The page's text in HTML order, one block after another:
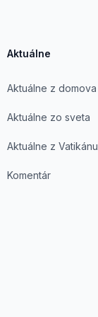
Aktuálne
Aktuálne z domova
Aktuálne zo sveta
Aktuálne z Vatikánu
Komentár